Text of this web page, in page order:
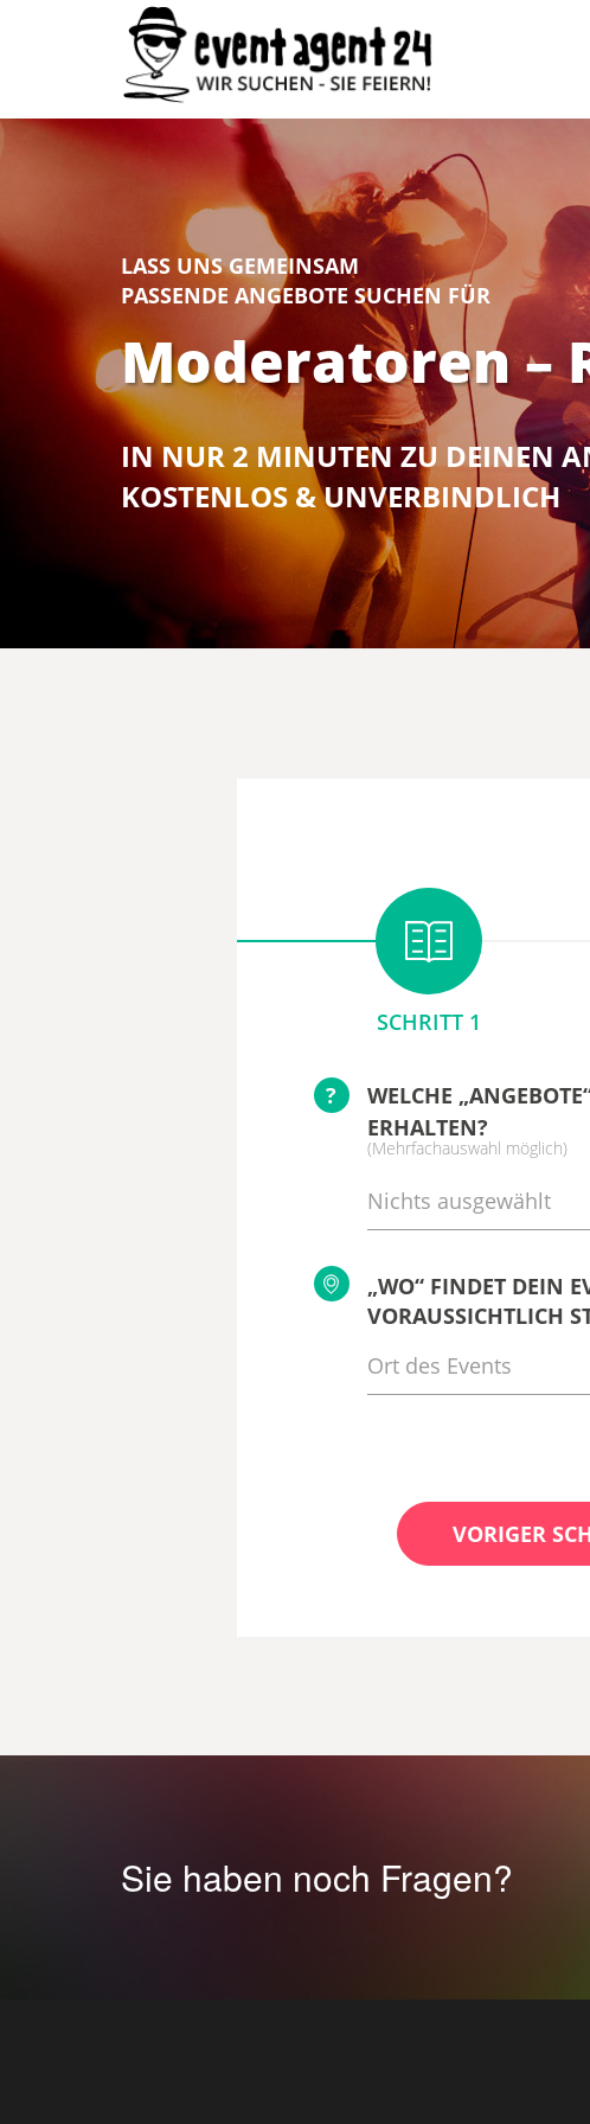
LASS UNS GEMEINSAM
PASSENDE ANGEBOTE SUCHEN FÜR
Moderatoren –
IN NUR 2 MINUTEN ZU DEINEN
KOSTENLOS & UNVERBINDLICH
SCHRITT 1
?
WELCHE
ERHALTEN?
(Mehrfachauswahl möglich)
Nichts ausgewählt
„WO“ FINDET DEIN
VORAUSSICHTLICH
VORIGER
Sie haben noch Fragen?